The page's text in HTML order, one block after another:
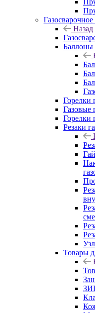
Назад
Баллоны
Горелки
Газовые
Горелки
Резаки
Товары